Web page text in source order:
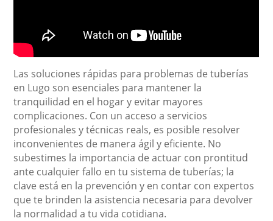
Las soluciones rápidas para problemas de tuberías
en Lugo son esenciales para mantener la
tranquilidad en el hogar y evitar mayores
complicaciones. Con un acceso a servicios
profesionales y técnicas reals, es posible resolver
inconvenientes de manera ágil y eficiente. No
subestimes la importancia de actuar con prontitud
ante cualquier fallo en tu sistema de tuberías; la
clave está en la prevención y en contar con expertos
que te brinden la asistencia necesaria para devolver
la normalidad a tu vida cotidiana.